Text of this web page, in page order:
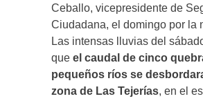
Ceballo, vicepresidente de
Ciudadana, el domingo por la
Las intensas lluvias del
que el caudal de cinco
pequeños ríos se
zona de Las Tejerías, en el